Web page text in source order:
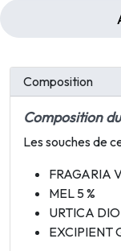
Composition
Composition
Les souches de
FRAGARIA
MEL 5 %
URTICA
EXCIPIENT